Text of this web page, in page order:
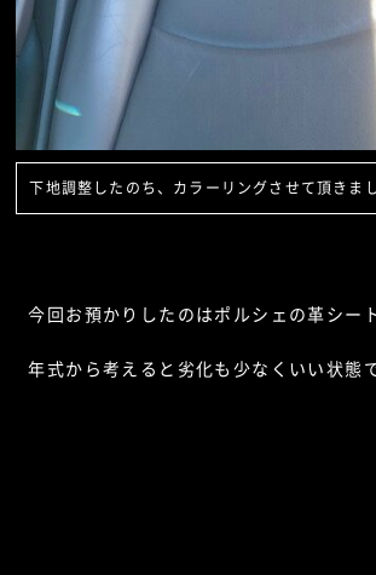
下地調整したのち、カラーリングさせて頂きま
今回お預かりしたのはポルシェの革シー
年式から考えると劣化も少なくいい状態